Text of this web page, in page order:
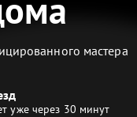
мастера
уже через 30 минут